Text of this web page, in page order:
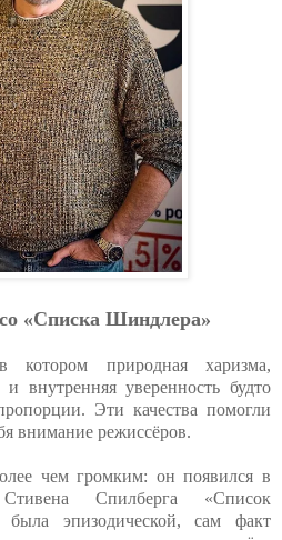
«Списка Шиндлера»
природная харизма,
внутренняя уверенность будто
Эти качества помогли
внимание режиссёров.
чем громким: он появился в
Спилберга «Список
эпизодической, сам факт